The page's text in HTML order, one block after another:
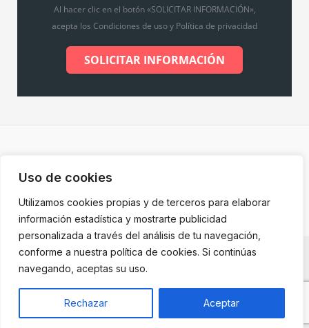
Uso de cookies
Utilizamos cookies propias y de terceros para elaborar
información estadística y mostrarte publicidad
personalizada a través del análisis de tu navegación,
conforme a nuestra política de cookies. Si continúas
navegando, aceptas su uso.
Rechazar Aceptar
Al hacer clic en el botón «SOLICITAR INFORMACIÓN»,
acepta los Condiciones de uso y Política de privacidad
SOLICITAR INFORMACIÓN
Política de Cookies